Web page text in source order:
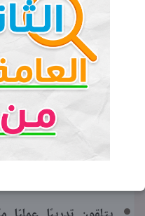
والكشف الطبي
MCV.
مميزات
للتكنولوجيا
يحصل خريجو مدرسة